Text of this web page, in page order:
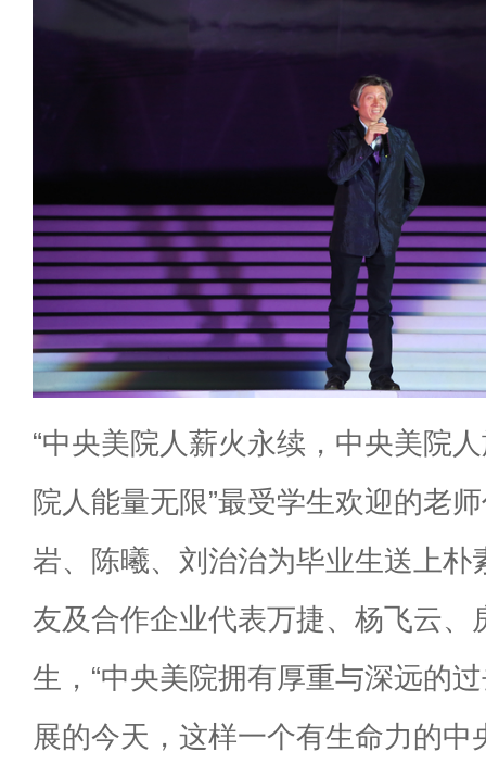
“中央美院人薪火永续，中央美院
院人能量无限”最受学生欢迎的老
岩、陈曦、刘治治为毕业生送上朴
友及合作企业代表万捷、杨飞云、
生，“中央美院拥有厚重与深远的
展的今天，这样一个有生命力的中